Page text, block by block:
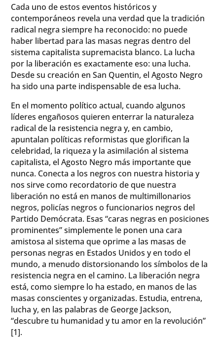
Cada uno de estos eventos históricos y
contemporáneos revela una verdad que la tradición
radical negra siempre ha reconocido: no puede
haber libertad para las masas negras dentro del
sistema capitalista supremacista blanco. La lucha
por la liberación es exactamente eso: una lucha.
Desde su creación en San Quentin, el Agosto Negro
ha sido una parte indispensable de esa lucha.
En el momento político actual, cuando algunos
líderes engañosos quieren enterrar la naturaleza
radical de la resistencia negra y, en cambio,
apuntalan políticas reformistas que glorifican la
celebridad, la riqueza y la asimilación al sistema
capitalista, el Agosto Negro más importante que
nunca. Conecta a los negros con nuestra historia y
nos sirve como recordatorio de que nuestra
liberación no está en manos de multimillonarios
negros, policías negros o funcionarios negros del
Partido Demócrata. Esas “caras negras en posiciones
prominentes” simplemente le ponen una cara
amistosa al sistema que oprime a las masas de
personas negras en Estados Unidos y en todo el
mundo, a menudo distorsionando los símbolos de la
resistencia negra en el camino. La liberación negra
está, como siempre lo ha estado, en manos de las
masas conscientes y organizadas. Estudia, entrena,
lucha y, en las palabras de George Jackson,
“descubre tu humanidad y tu amor en la revolución”
[1].